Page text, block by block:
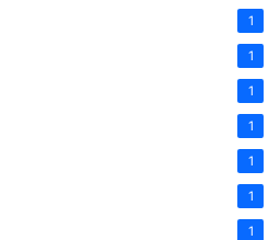
1
1
1
1
1
1
1